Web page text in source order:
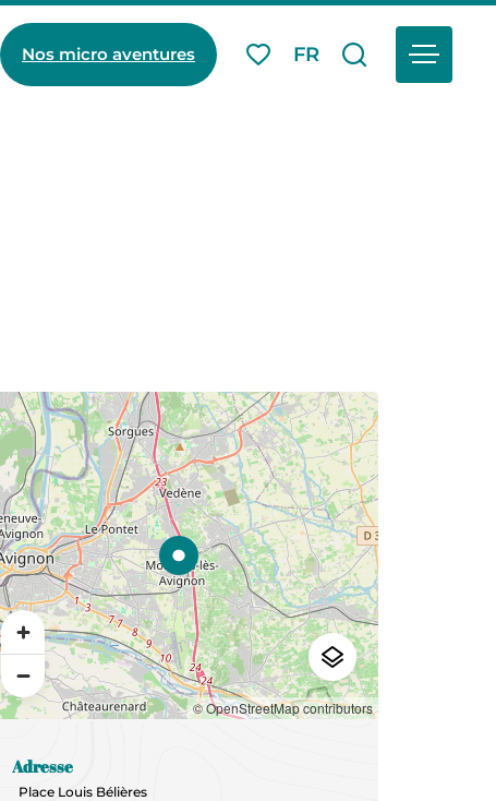
Nos micro aventures
Mes favoris
FR
Je
© OpenStreetMap contributors
Adresse
Place Louis Bélières